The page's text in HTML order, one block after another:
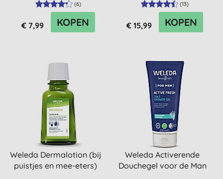
(6)
€ 7,99 KOPEN
(13)
€ 15,99 KOPEN
Weleda Dermalotion (bij
puistjes en mee-eters)
Weleda Activerende
Douchegel voor de Man